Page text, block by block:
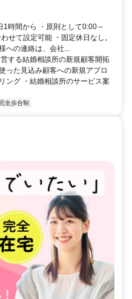
時間から ・原則として0:00～
せて設定可能 ・固定休日なし。
への連絡は、会社...
する結婚相談所の新規顧客開拓
った見込み顧客への新規アプロ
ング ・結婚相談所のサービス案
全歩合制